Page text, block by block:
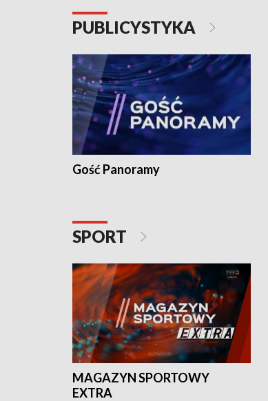
PUBLICYSTYKA
Gość Panoramy
SPORT
MAGAZYN SPORTOWY
EXTRA